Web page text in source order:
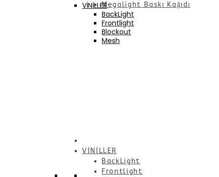
Megalight Baskı Kağıdı
VİNİLLER
BackLight
Frontlight
VİNİLLER
BackLight
Frontlight
Blockout
Mesh